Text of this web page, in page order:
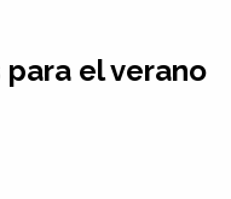
el verano